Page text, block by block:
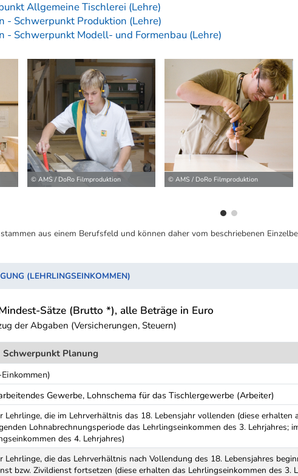
Allgemeine Tischlerei (Lehre)
- Schwerpunkt Produktion (Lehre)
- Schwerpunkt Modell- und Formenbau (Lehre)
© AMS / DoRo Filmproduktion © AMS / DoRo Filmproduktion
Bilder
aus einem Berufsfeld und können daher vom beschriebenen
(LEHRLINGSEINKOMMEN)
Sätze (Brutto *), alle Beträge in Euro
der Abgaben (Versicherungen, Steuern)
Planung
Gewerbe, Lohnschema für das Tischlergewerbe (Arbeiter)
Lehrlinge, die im Lehrverhältnis das 18. Lebensjahr vollenden (diese erhalten
Lohnabrechnungsperiode das Lehrlingseinkommen des 3. Lehrjahres;
des 4. Lehrjahres)
Lehrlinge, die das Lehrverhältnis nach Vollendung des 18. Lebensjahres
bzw. Zivildienst fortsetzen (diese erhalten das Lehrlingseinkommen des 3.